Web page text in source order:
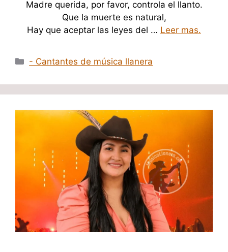
Madre querida, por favor, controla el llanto.
Que la muerte es natural,
Hay que aceptar las leyes del … Leer mas.
Categorías
- Cantantes de música llanera